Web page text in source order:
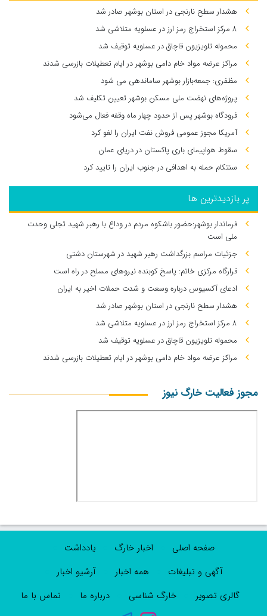
هشدار سطح نارنجی در استان بوشهر صادر شد
۸ مرکز استخراج رمز ارز در عسلویه متلاشی شد
محموله تلویزیون قاچاق در عسلویه توقیف شد
مراکز عرضه مواد خام دامی بوشهر در ایام تعطیلات بازرسی شدند
مظفری: جمعه‌بازار بوشهر ساماندهی می‌ شود
پروژه‌های نهضت ملی مسکن بوشهر تعیین تکلیف شد
فرودگاه بوشهر پس از حدود چهار ماه وقفه فعال می‌شود
آمریکا مجوز عمومی فروش نفت ایران را لغو کرد
سقوط هواپیمای باری پاکستان در دریای عمان
سنتکام حمله به اهدافی در جنوب ایران را تایید کرد
پر بازدیدترین ها
فرماندار بوشهر:حضور باشکوه مردم در وداع با رهبر شهید تجلی وحدت
ملی است
جزئیات مراسم بزرگداشت رهبر شهید در شهرستان دشتی
قرارگاه مرکزی خاتم: پاسخ کوبنده نیروهای مسلح در راه است
ادعای آکسیوس درباره وسعت و شدت حملات اخیر به ایران
هشدار سطح نارنجی در استان بوشهر صادر شد
۸ مرکز استخراج رمز ارز در عسلویه متلاشی شد
محموله تلویزیون قاچاق در عسلویه توقیف شد
مراکز عرضه مواد خام دامی بوشهر در ایام تعطیلات بازرسی شدند
مجوز فعالیت خارگ نیوز
صفحه اصلی اخبار خارگ
یادداشت
آگهی و تبلیغات
همه اخبار
آرشیو اخبار
گالری تصویر
خارگ شناسی درباره ما تماس با ما